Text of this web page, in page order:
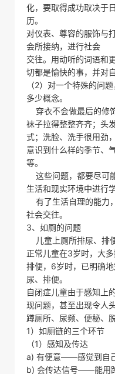
化，要取得成功取决于
历。
对仪表、尊容的服饰与
会所接纳，进行社会
交往。用动听的词语和
切都是愉快的事，并对
（2）对一个特殊的问
多少概念。
穿衣不会做最后的修
袜子拉得整整齐齐；头
式；洗脸、洗手很用劲
意识到什么样的季节、
等。
这些问题，都要尽可
生活和现实环境中进行
有了生活自理的能力
社会交往。
3、如厕的问题
儿童上厕所排尿、排
正常儿童在3岁时，大
排便，6岁时，已明确
尿、排便。
自闭症儿童由于感知上
现问题，甚至出现令人
蹲厕所、尿频、便秘、
1）如厕链的三个环节
（1）感知及传达
a) 有便意——感觉到自
b) 会传达信号——能用